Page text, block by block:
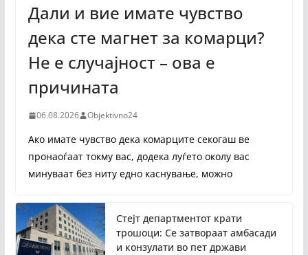
Дали и вие имате чувство
дека сте магнет за комарци?
Не е случајност – ова е
причината
06.08.2026 Objektivno24
Ако имате чувство дека комарците секогаш ве
пронаоѓаат токму вас, додека луѓето околу вас
минуваат без ниту едно каснување, можно
Стејт департментот крати
трошоци: Се затвораат амбасади
и конзулати во пет држави